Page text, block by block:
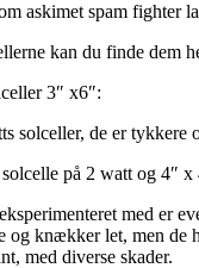
askimet spam fighter
kan du finde dem
3″ x6″:
solceller, de er tykkere
på 2 watt og 4″ x
med er
og knækker let, men de
med diverse skader.